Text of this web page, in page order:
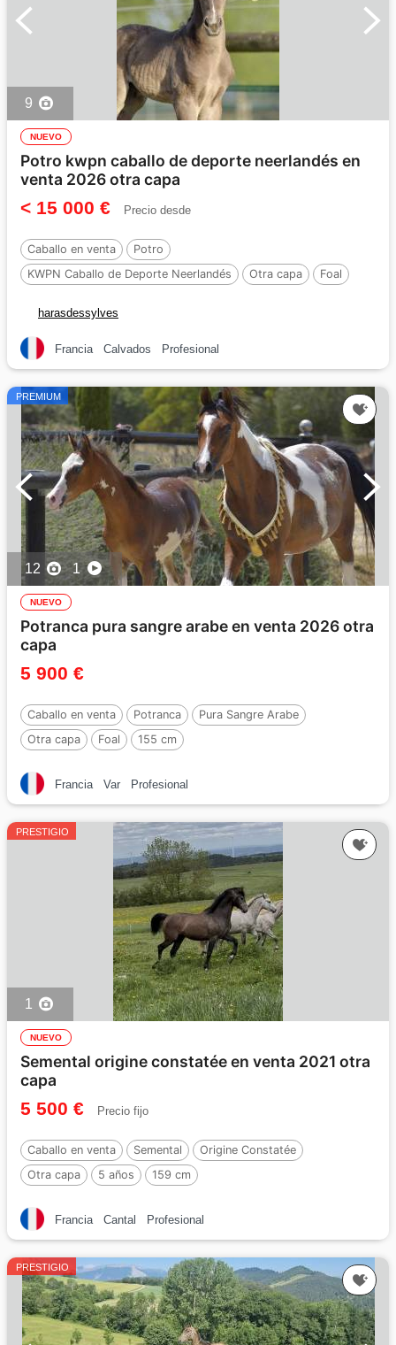
9
NUEVO
Potro kwpn caballo de deporte neerlandés en
venta 2026 otra capa
< 15 000 € Precio desde
Caballo en venta
Potro
KWPN Caballo de Deporte Neerlandés
Otra capa
Foal
harasdessylves
Francia Calvados Profesional
PREMIUM
12 1
NUEVO
Potranca pura sangre arabe en venta 2026 otra
capa
5 900 €
Caballo en venta Potranca
Pura Sangre Arabe
Otra capa
Foal 155 cm
Francia Var Profesional
PRESTIGIO
1
NUEVO
Semental origine constatée en venta 2021 otra
capa
5 500 € Precio fijo
Caballo en venta Semental
Origine Constatée
Otra capa
5 años 159 cm
Francia Cantal Profesional
PRESTIGIO